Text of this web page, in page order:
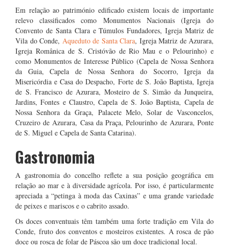
Em relação ao património edificado existem locais de importante
relevo classificados como Monumentos Nacionais (Igreja do
Convento de Santa Clara e Túmulos Fundadores, Igreja Matriz de
Vila do Conde, Aqueduto de Santa Clara, Igreja Matriz de Azurara,
Igreja Românica de S. Cristóvão de Rio Mau e o Pelourinho) e
como Monumentos de Interesse Público (Capela de Nossa Senhora
da Guia, Capela de Nossa Senhora do Socorro, Igreja da
Misericórdia e Casa do Despacho, Forte de S. João Baptista, Igreja
de S. Francisco de Azurara, Mosteiro de S. Simão da Junqueira,
Jardins, Fontes e Claustro, Capela de S. João Baptista, Capela de
Nossa Senhora da Graça, Palacete Melo, Solar de Vasconcelos,
Cruzeiro de Azurara, Casa da Praça, Pelourinho de Azurara, Ponte
de S. Miguel e Capela de Santa Catarina).
Gastronomia
A gastronomia do concelho reflete a sua posição geográfica em
relação ao mar e à diversidade agrícola. Por isso, é particularmente
apreciada a “petinga à moda das Caxinas” e uma grande variedade
de peixes e mariscos e o cabrito assado.
Os doces conventuais têm também uma forte tradição em Vila do
Conde, fruto dos conventos e mosteiros existentes. A rosca de pão
doce ou rosca de folar de Páscoa são um doce tradicional local.